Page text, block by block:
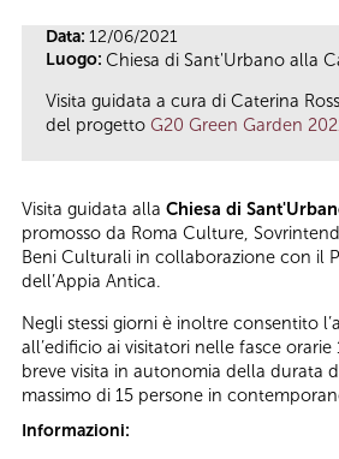
Data: 12/06/2021
Luogo: Chiesa di Sant'Urbano alla
Visita guidata a cura di Caterina
del progetto G20 Green Garden
Visita guidata alla Chiesa di
promosso da Roma Culture,
Beni Culturali in collaborazione con il
dell’Appia Antica.
Negli stessi giorni è inoltre consentito
all’edificio ai visitatori nelle fasce
breve visita in autonomia della durata
massimo di 15 persone in
Informazioni: